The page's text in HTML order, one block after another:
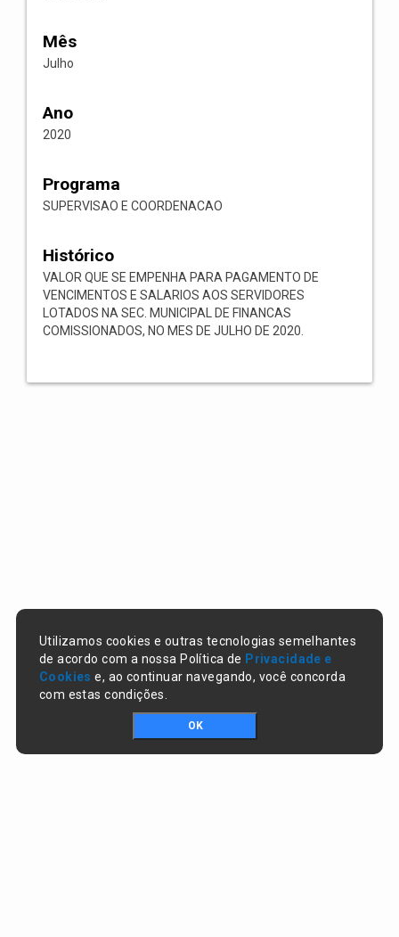
Mês
Julho
Ano
2020
Programa
SUPERVISAO E COORDENACAO
Histórico
VALOR QUE SE EMPENHA PARA PAGAMENTO DE
VENCIMENTOS E SALARIOS AOS SERVIDORES
LOTADOS NA SEC. MUNICIPAL DE FINANCAS
COMISSIONADOS, NO MES DE JULHO DE 2020.
Utilizamos cookies e outras tecnologias semelhantes
de acordo com a nossa Política de Privacidade e
Cookies e, ao continuar navegando, você concorda
com estas condições.
OK